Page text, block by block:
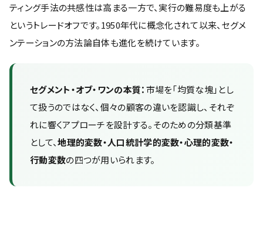
ティング手法の共感性は高まる一方で、実行の難易度も上がる
というトレードオフです。1950年代に概念化されて以来、セグメ
ンテーションの方法論自体も進化を続けています。
セグメント・オブ・ワンの本質：市場を「均質な塊」とし
て扱うのではなく、個々の顧客の違いを認識し、それぞ
れに響くアプローチを設計する。そのための分類基準
として、地理的変数・人口統計学的変数・心理的変数・
行動変数の四つが用いられます。